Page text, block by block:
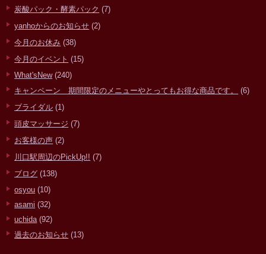
炭酸パック・酵素パック (7)
yanhoからのお知らせ (2)
今月のお休み (38)
今月のイベント (15)
What'sNew(240)
キャンペーン 期間限定のメニューやとってもお得な商品です。
(6)
ブライダル (1)
頭皮マッサージ (7)
お客様の声 (2)
川口駅周辺のPickUp!! (7)
ブログ (138)
osyou (10)
asami (32)
uchida (92)
過去のお知らせ (13)